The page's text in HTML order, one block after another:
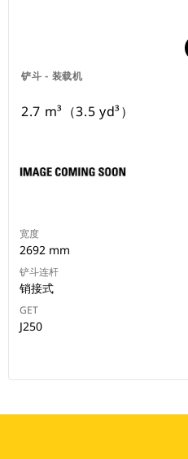
铲斗 - 装载机
2.7 m³（3.5 yd³）
宽度
2692 mm
铲斗连杆
销接式
GET
J250